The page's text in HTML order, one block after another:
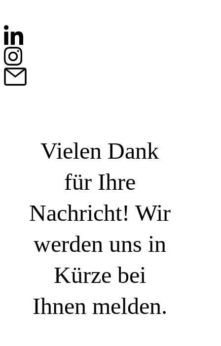
Vielen Dank
für Ihre
Nachricht! Wir
werden uns in
Kürze bei
Ihnen melden.